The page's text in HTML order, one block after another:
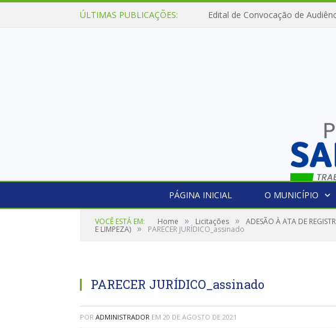
ÚLTIMAS PUBLICAÇÕES: Edital de Convocação de
PÁGINA INICIAL O MUNICÍPIO
VOCÊ ESTÁ EM: Home » Licitações » ADESÃO À ATA DE
E LIMPEZA) » PARECER JURÍDICO_assinado
PARECER JURÍDICO_assinado
POR ADMINISTRADOR EM 20 DE AGOSTO DE 2021